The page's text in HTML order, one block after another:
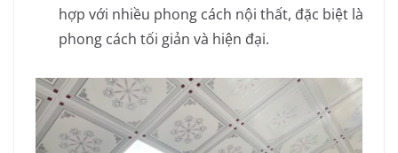
hợp với nhiều phong cách nội thất, đặc biệt là
phong cách tối giản và hiện đại.